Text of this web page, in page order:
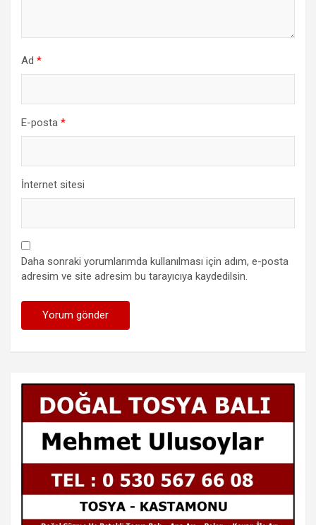
Ad *
E-posta *
İnternet sitesi
Daha sonraki yorumlarımda kullanılması için adım, e-posta
adresim ve site adresim bu tarayıcıya kaydedilsin.